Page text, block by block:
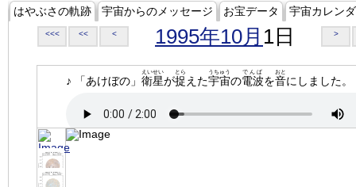
はやぶさの軌跡 宇宙からのメッセージ お宝データ 宇宙カレン
<<< << < 1995年10月 1日 >
♪ 「あけぼの」 衛星
えいせい
が捉
とら
えた宇宙
うちゅう
の電波
でんぱ
を音
おと
にしました。